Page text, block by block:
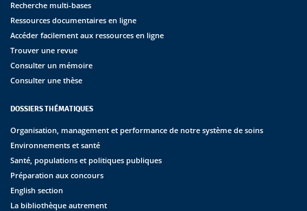
Recherche multi-bases
Ressources documentaires en ligne
Accéder facilement aux ressources en ligne
Trouver une revue
Consulter un mémoire
Consulter une thèse
DOSSIERS THÉMATIQUES
Organisation, management et performance de notre système de soins
Environnements et santé
Santé, populations et politiques publiques
Préparation aux concours
English section
La bibliothèque autrement